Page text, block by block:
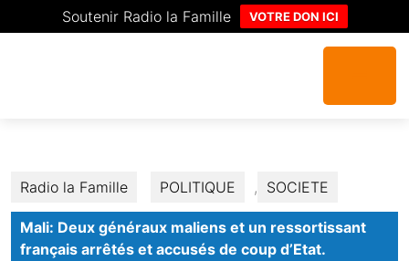
Soutenir Radio la Famille VOTRE DON ICI
Radio la Famille POLITIQUE , SOCIETE
Mali: Deux généraux maliens et un ressortissant
français arrêtés et accusés de coup d’Etat.